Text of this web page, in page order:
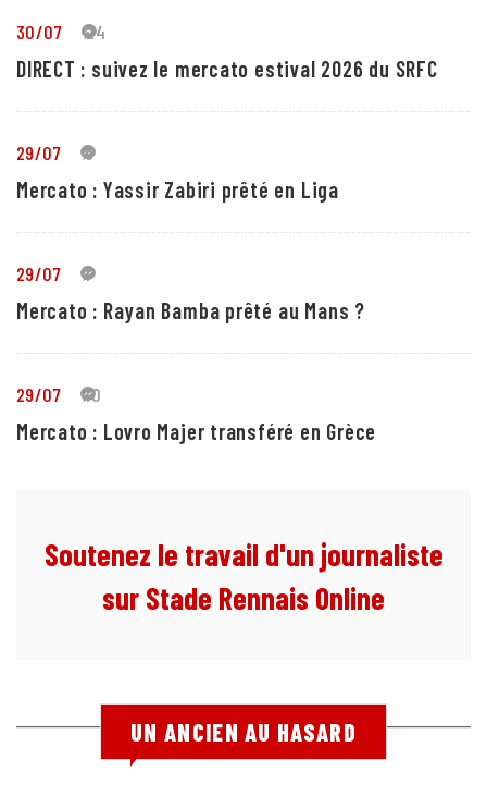
30/07 24
DIRECT : suivez le mercato estival 2026 du SRFC
29/07 5
Mercato : Yassir Zabiri prêté en Liga
29/07 1
Mercato : Rayan Bamba prêté au Mans ?
29/07 10
Mercato : Lovro Majer transféré en Grèce
Soutenez le travail d'un journaliste
sur Stade Rennais Online
UN ANCIEN AU HASARD